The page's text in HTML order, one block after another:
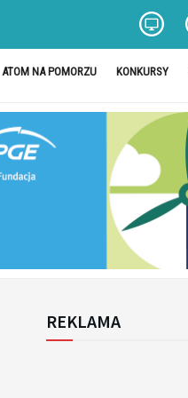
ATOM NA POMORZU KONKURSY
REKLAMA